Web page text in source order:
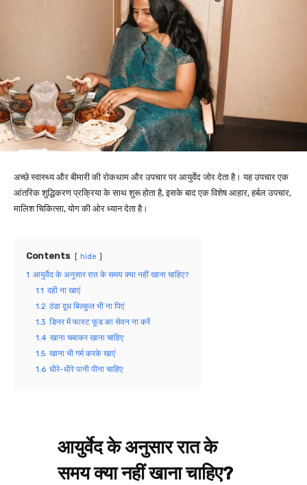
अच्छे स्वास्थ्य और बीमारी की रोकथाम और उपचार पर आयुर्वेद जोर देता है। यह उपचार एक
आंतरिक शुद्धिकरण प्रक्रिया के साथ शुरू होता है, इसके बाद एक विशेष आहार, हर्बल उपचार,
मालिश चिकित्सा, योग की ओर ध्यान देता है।
Contents hide
1 आयुर्वेद के अनुसार रात के समय क्या नहीं खाना चाहिए?
1.1 दही ना खाएं
1.2 ठंडा दूध बिल्कुल भी ना पिएं
1.3 डिनर में फास्ट फूड का सेवन ना करें
1.4 खाना चबाकर खाना चाहिए
1.5 खाना भी गर्म करके खाएं
1.6 धीरे-धीरे पानी पीना चाहिए
आयुर्वेद के अनुसार रात के
समय क्या नहीं खाना चाहिए?